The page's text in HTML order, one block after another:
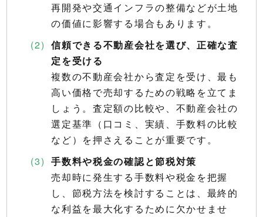
再開発や交通インフラの整備などが土地
の価値に影響する場合もあります。
信頼できる不動産会社を選び、正確な査
定を受ける
複数の不動産会社から査定を受け、最も
高い価格で売却するための戦略を立てま
しょう。査定額の比較や、不動産会社の
選定基準（口コミ、実績、手数料の比較
など）を押さえることが重要です。
手数料や税金の確認と節税対策
売却時に発生する手数料や税金を把握
し、節税方法を検討することは、最終的
な利益を最大化するために欠かせませ